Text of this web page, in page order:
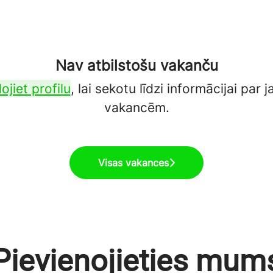
Nav atbilstošu vakanču
profilu, lai sekotu līdzi informācijai par
vakancēm.
Visas vakances